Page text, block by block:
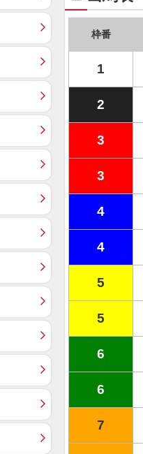
枠番
1
2
3
3
4
4
5
5
6
6
7